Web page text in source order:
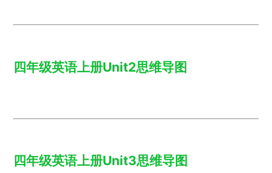
四年级英语上册Unit2思维导图
四年级英语上册Unit3思维导图